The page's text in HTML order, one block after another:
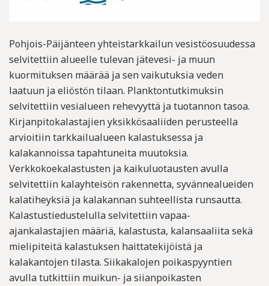
Pohjois-Päijänteen yhteistarkkailun vesistöosuudessa
selvitettiin alueelle tulevan jätevesi- ja muun
kuormituksen määrää ja sen vaikutuksia veden
laatuun ja eliöstön tilaan. Planktontutkimuksin
selvitettiin vesialueen rehevyyttä ja tuotannon tasoa.
Kirjanpitokalastajien yksikkösaaliiden perusteella
arvioitiin tarkkailualueen kalastuksessa ja
kalakannoissa tapahtuneita muutoksia.
Verkkokoekalastusten ja kaikuluotausten avulla
selvitettiin kalayhteisön rakennetta, syvännealueiden
kalatiheyksiä ja kalakannan suhteellista runsautta.
Kalastustiedustelulla selvitettiin vapaa-
ajankalastajien määriä, kalastusta, kalansaaliita sekä
mielipiteitä kalastuksen haittatekijöistä ja
kalakantojen tilasta. Siikakalojen poikaspyyntien
avulla tutkittiin muikun- ja siianpoikasten